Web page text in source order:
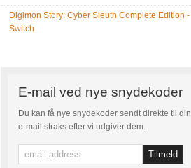
Digimon Story: Cyber Sleuth Complete Edition -
Switch
E-mail ved nye snydekoder
Du kan få nye snydekoder sendt direkte til din
e-mail straks efter vi udgiver dem.